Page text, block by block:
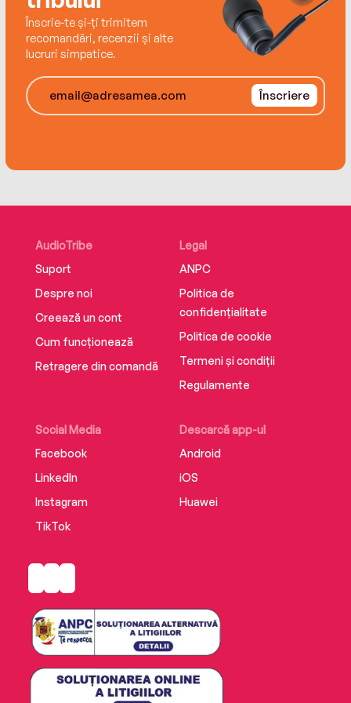
Înscrie-te și-ți trimitem
recomandări, recenzii și alte
lucruri simpatice.
Înscriere
AudioTribe
Suport
Despre noi
Creează un cont
Cum funcționează
Retragere din comandă
Social Media
Facebook
LinkedIn
Instagram
TikTok
Descarcă app-ul
Android
iOS
Huawei
Legal
ANPC
Politica de
confidențialitate
Politica de cookie
Termeni și condiții
Regulamente